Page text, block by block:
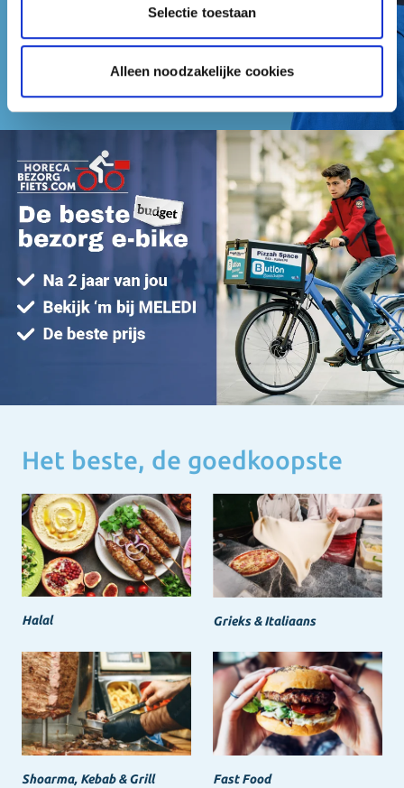
Selectie toestaan
Alleen noodzakelijke cookies
Het beste, de goedkoopste
Halal Grieks & Italiaans
Shoarma, Kebab & Grill Fast Food